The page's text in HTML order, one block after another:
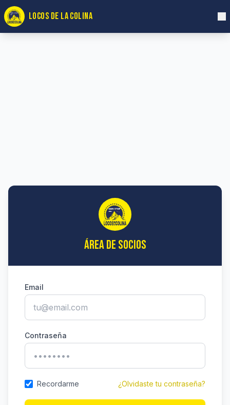
LOCOS DE LA COLINA
ÁREA DE SOCIOS
Email
Contraseña
Recordarme ¿Olvidaste tu contraseña?